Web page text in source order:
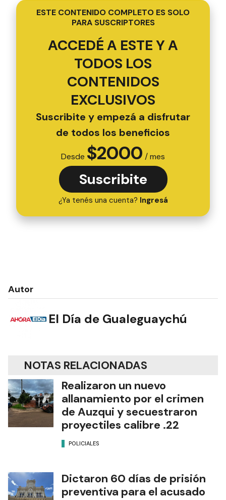
ESTE CONTENIDO COMPLETO ES SOLO
PARA SUSCRIPTORES
ACCEDÉ A ESTE Y A
TODOS LOS
CONTENIDOS
EXCLUSIVOS
Suscribite y empezá a disfrutar
de todos los beneficios
Desde $2000 / mes
Suscribite
¿Ya tenés una cuenta? Ingresá
Autor
El Día de Gualeguaychú
NOTAS RELACIONADAS
Realizaron un nuevo
allanamiento por el crimen
de Auzqui y secuestraron
proyectiles calibre .22
POLICIALES
Dictaron 60 días de prisión
preventiva para el acusado